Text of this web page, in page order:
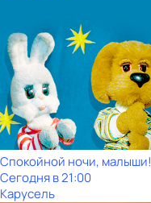
Спокойной ночи, малыши!
Сегодня в 21:00
Карусель